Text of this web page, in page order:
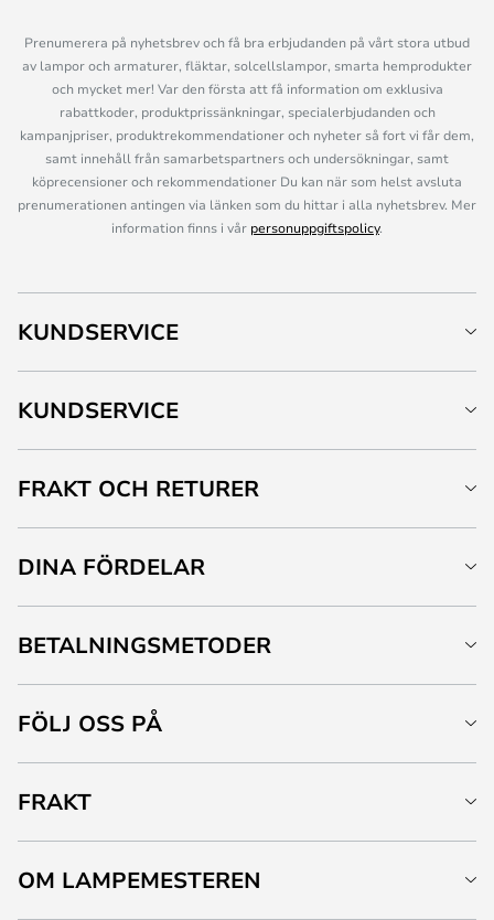
Prenumerera på nyhetsbrev och få bra erbjudanden på vårt stora utbud
av lampor och armaturer, fläktar, solcellslampor, smarta hemprodukter
och mycket mer! Var den första att få information om exklusiva
rabattkoder, produktprissänkningar, specialerbjudanden och
kampanjpriser, produktrekommendationer och nyheter så fort vi får dem,
samt innehåll från samarbetspartners och undersökningar, samt
köprecensioner och rekommendationer Du kan när som helst avsluta
prenumerationen antingen via länken som du hittar i alla nyhetsbrev. Mer
information finns i vår personuppgiftspolicy.
KUNDSERVICE
KUNDSERVICE
FRAKT OCH RETURER
DINA FÖRDELAR
BETALNINGSMETODER
FÖLJ OSS PÅ
FRAKT
OM LAMPEMESTEREN